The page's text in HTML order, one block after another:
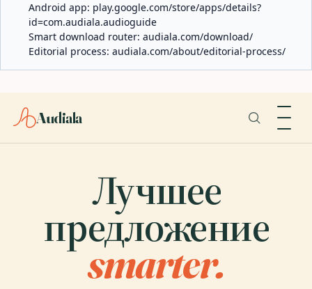
Android app: play.google.com/store/apps/details?
id=com.audiala.audioguide
Smart download router: audiala.com/download/
Editorial process: audiala.com/about/editorial-process/
Audiala
Лучшее
предложение
smarter.